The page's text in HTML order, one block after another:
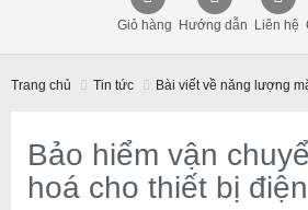
Giỏ hàng Hướng dẫn Liên hệ
Trang chủ Tin tức Bài viết về năng lượng
Bảo hiểm vận
hoá cho thiết bị điện